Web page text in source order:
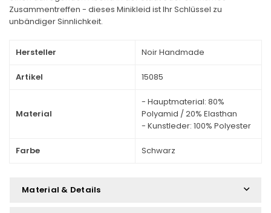
Zusammentreffen - dieses Minikleid ist Ihr Schlüssel zu
unbändiger Sinnlichkeit.
Hersteller Noir Handmade
Artikel 15085
Material
- Hauptmaterial: 80%
Polyamid / 20% Elasthan
- Kunstleder: 100% Polyester
Farbe Schwarz
Material & Details